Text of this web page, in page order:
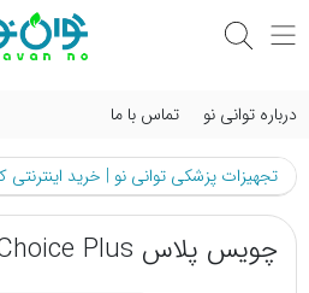
درباره توانی نو تماس با ما
تجهیزات پزشکی توانی نو | خرید اینترنتی
چویس پلاس Choice Plus